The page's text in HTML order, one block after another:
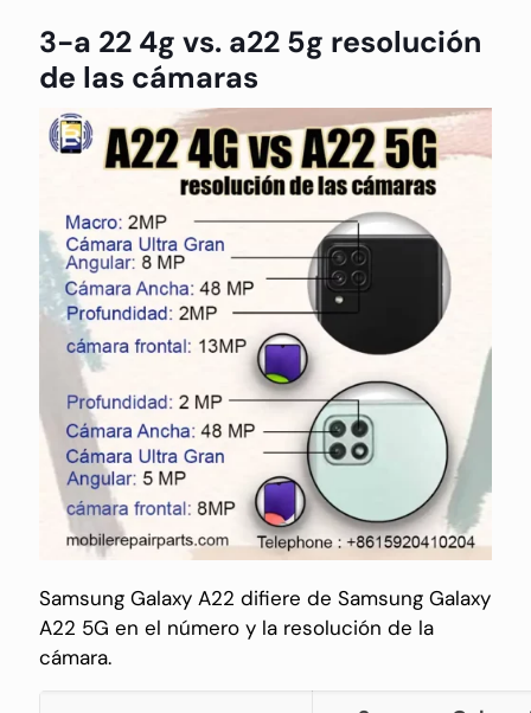
3-a 22 4g vs. a22 5g resolución
de las cámaras
Samsung Galaxy A22 difiere de Samsung Galaxy
A22 5G en el número y la resolución de la
cámara.